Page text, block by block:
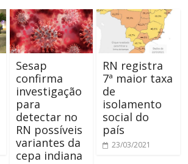
Sesap
confirma
investigação
para
detectar no
RN possíveis
variantes da
cepa indiana
RN registra
7ª maior taxa
de
isolamento
social do
país
23/03/2021